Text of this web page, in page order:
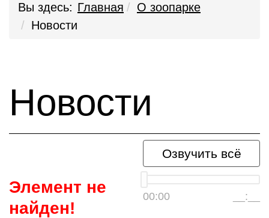
Вы здесь: Главная
О зоопарке
Новости
Новости
Озвучить всё
00:00 __:__
Элемент не
найден!